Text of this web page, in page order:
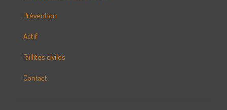
Prévention
Actif
Faillites civiles
Contact